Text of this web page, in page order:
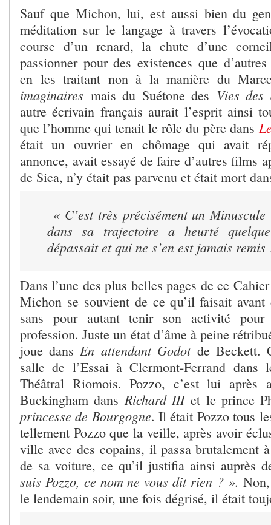
Sauf que Michon, lui, est aussi bien du
méditation sur le langage à travers
course d’un renard, la chute d’une
passionner pour des existences que
en les traitant non à la manière du
imaginaires mais du Suétone des Vies des
autre écrivain français aurait l’esprit ainsi
que l’homme qui tenait le rôle du père dans
était un ouvrier en chômage qui avait
annonce, avait essayé de faire d’autres films
de Sica, n’y était pas parvenu et était mort
« C’est très précisément un
dans sa trajectoire a heurté
dépassait et qui ne s’en est jamais remis
Dans l’une des plus belles pages de ce
Michon se souvient de ce qu’il faisait avant
sans pour autant tenir son activité
profession. Juste un état d’âme à peine
joue dansEn attendant Godot de Beckett.
salle de l’Essai à Clermont-Ferrand dans
Théâtral Riomois. Pozzo, c’est lui
Buckingham dans Richard IIIet le prince
princesse de Bourgogne. Il était Pozzo tous
tellement Pozzo que la veille, après avoir
ville avec des copains, il passa brutalement
de sa voiture, ce qu’il justifia ainsi auprès
suis Pozzo, ce nom ne vous dit rien ? ».
le lendemain soir, une fois dégrisé, il était